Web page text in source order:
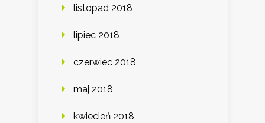
listopad 2018
lipiec 2018
czerwiec 2018
maj 2018
kwiecień 2018